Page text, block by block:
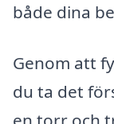
både dina
Genom att
du ta det